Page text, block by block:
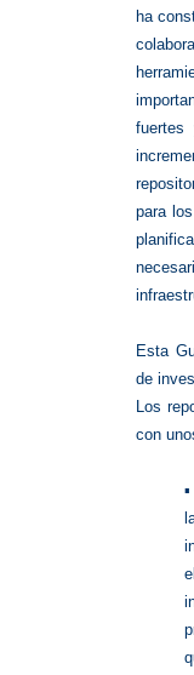
ha
para
Esta
de
Los
con
▪